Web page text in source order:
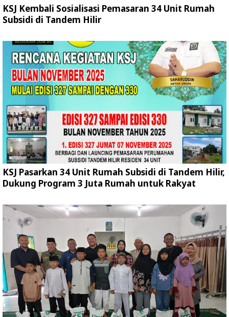
KSJ Kembali Sosialisasi Pemasaran 34 Unit Rumah
Subsidi di Tandem Hilir
KSJ Pasarkan 34 Unit Rumah Subsidi di Tandem Hilir,
Dukung Program 3 Juta Rumah untuk Rakyat